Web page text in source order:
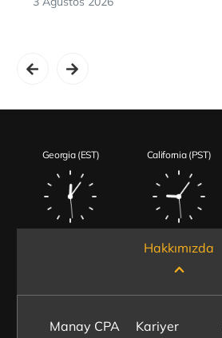
Georgia (EST) California (PST)
Hakkımızda
Manay CPA
Kariyer